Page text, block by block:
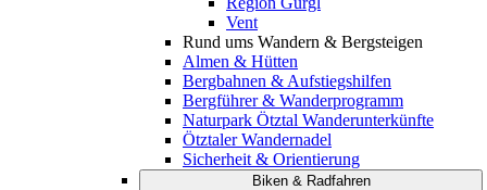
Vent
Rund ums Wandern & Bergsteigen
Almen & Hütten
Bergbahnen & Aufstiegshilfen
Bergführer & Wanderprogramm
Naturpark Ötztal Wanderunterkünfte
Ötztaler Wandernadel
Sicherheit & Orientierung
Biken & Radfahren